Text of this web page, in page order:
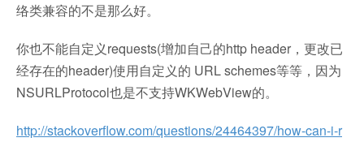
络类兼容的不是那么好。
你也不能自定义requests(增加自己的http header，更改已
经存在的header)使用自定义的 URL schemes等等，因为
NSURLProtocol也是不支持WKWebView的。
http://stackoverflow.com/questions/24464397/how-can-i-r